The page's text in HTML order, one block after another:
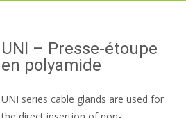
UNI – Presse-étoupe
en polyamide
UNI series cable glands are used for